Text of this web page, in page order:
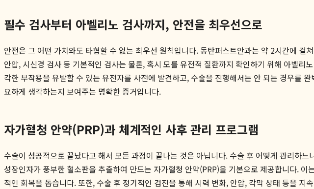
필수 검사부터 아벨리노 검사까지, 안전을 최우선으로
안전은 그 어떤 가치와도 타협할 수 없는 최우선 원칙입니다. 동탄퍼스트안과는 약 2시간에
안압, 시신경 검사 등 기본적인 검사는 물론, 혹시 모를 유전적 질환까지 확인하기 위해 아벨
각한 부작용을 유발할 수 있는 유전자를 사전에 발견하고, 수술을 진행해서는 안 되는 경우를
요하게 생각하는지 보여주는 명확한 증거입니다.
자가혈청 안약(PRP)과 체계적인 사후 관리 프로그램
수술이 성공적으로 끝났다고 해서 모든 과정이 끝나는 것은 아닙니다. 수술 후 어떻게 관리하
성장인자가 풍부한 혈소판을 추출하여 만드는 자가혈청 안약(PRP)을 기본으로 제공합니다.
적인 회복을 돕습니다. 또한, 수술 후 정기적인 검진을 통해 시력 변화, 안압, 각막 상태 등을